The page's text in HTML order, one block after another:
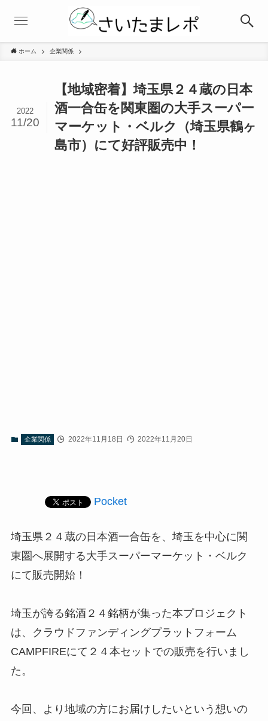
ホーム 企業関係
【地域密着】埼玉県２４蔵の日本
酒一合缶を関東圏の大手スーパー
マーケット・ベルク（埼玉県鶴ヶ
島市）にて好評販売中！
2022
11/20
企業関係 2022年11月18日 2022年11月20日
Pocket
埼玉県２４蔵の日本酒一合缶を、埼玉を中心に関
東圏へ展開する大手スーパーマーケット・ベルク
にて販売開始！
埼玉が誇る銘酒２４銘柄が集った本プロジェクト
は、クラウドファンディングプラットフォーム
CAMPFIREにて２４本セットでの販売を行いまし
た。
今回、より地域の方にお届けしたいという想いの